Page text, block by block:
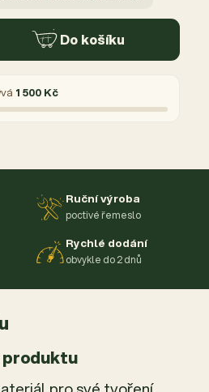
Do košíku
1 500 Kč
Ruční výroba
poctivé řemeslo
Rychlé dodání
obvykle do 2 dnů